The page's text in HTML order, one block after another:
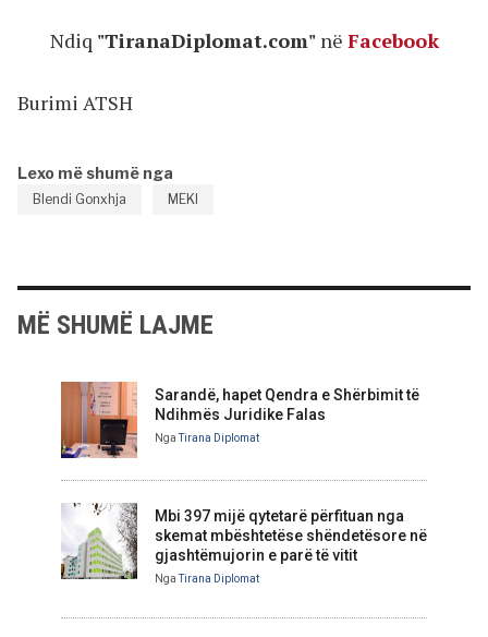
Ndiq "TiranaDiplomat.com" në Facebook
Burimi ATSH
Lexo më shumë nga
Blendi Gonxhja MEKI
MË SHUMË LAJME
Sarandë, hapet Qendra e Shërbimit të
Ndihmës Juridike Falas
NgaTirana Diplomat
Mbi 397 mijë qytetarë përfituan nga
skemat mbështetëse shëndetësore në
gjashtëmujorin e parë të vitit
NgaTirana Diplomat